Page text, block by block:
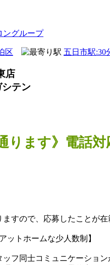
ングループ
区 五日市駅:30
店
テン
ります》電話
ますので、応募したことが
ットホームな少人数制】
フ同士コミュニケーショ